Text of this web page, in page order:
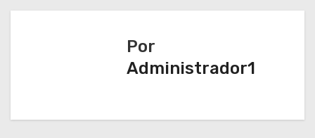
i
Por
Administrador1